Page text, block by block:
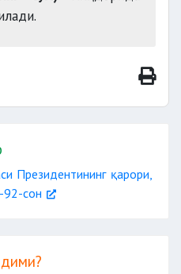
Президентининг қарори,
92-сон